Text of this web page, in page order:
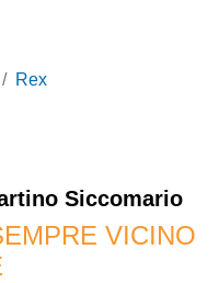
Rex
Siccomario
VICINO